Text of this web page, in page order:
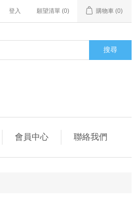
登入 願望清單 (0) 購物車 (0)
搜尋
會員中心 聯絡我們